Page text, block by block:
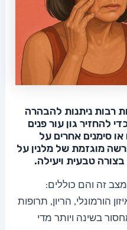
רבות ניתנות להבהרה
להחזיר גון עור פנים
סימנים אחרים על
מוגזמת של מלנין על
טבעית ויעילה.
זה והם כוללים:
הורמונלי, הריון, תרופות
בשינה ויותר מדי